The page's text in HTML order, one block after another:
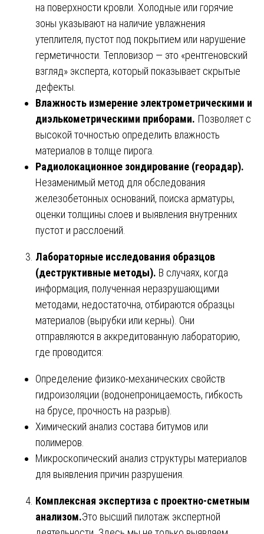
на поверхности кровли. Холодные или горячие
зоны указывают на наличие увлажнения
утеплителя, пустот под покрытием или нарушение
герметичности. Тепловизор — это «рентгеновский
взгляд» эксперта, который показывает скрытые
дефекты.
Влажность измерение электрометрическими и
диэлькометрическими приборами. Позволяет с
высокой точностью определить влажность
материалов в толще пирога.
Радиолокационное зондирование (георадар).
Незаменимый метод для обследования
железобетонных оснований, поиска арматуры,
оценки толщины слоев и выявления внутренних
пустот и расслоений.
Лабораторные исследования образцов
(деструктивные методы). В случаях, когда
информация, полученная неразрушающими
методами, недостаточна, отбираются образцы
материалов (вырубки или керны). Они
отправляются в аккредитованную лабораторию,
где проводится:
Определение физико-механических свойств
гидроизоляции (водонепроницаемость, гибкость
на брусе, прочность на разрыв).
Химический анализ состава битумов или
полимеров.
Микроскопический анализ структуры материалов
для выявления причин разрушения.
Комплексная экспертиза с проектно-сметным
анализом.Это высший пилотаж экспертной